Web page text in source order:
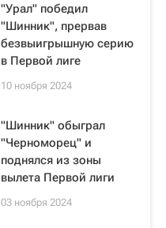
"Урал" победил
"Шинник", прервав
безвыигрышную серию
в Первой лиге
10 ноября 2024
"Шинник" обыграл
"Черноморец" и
поднялся из зоны
вылета Первой лиги
03 ноября 2024